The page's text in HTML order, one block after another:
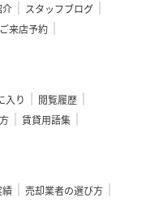
介
スタッフブログ
ご来店予約
入り
閲覧履歴
賃貸用語集
績
売却業者の選び方